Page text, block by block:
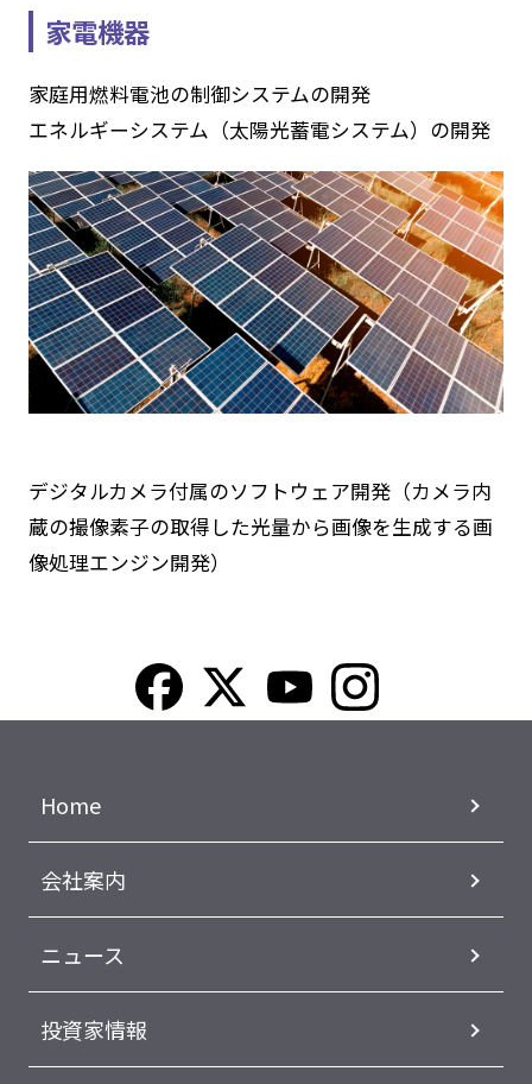
家電機器
家庭用燃料電池の制御システムの開発
エネルギーシステム（太陽光蓄電システム）の開発
デジタルカメラ付属のソフトウェア開発（カメラ内
蔵の撮像素子の取得した光量から画像を生成する画
像処理エンジン開発）
Home
会社案内
ニュース
投資家情報